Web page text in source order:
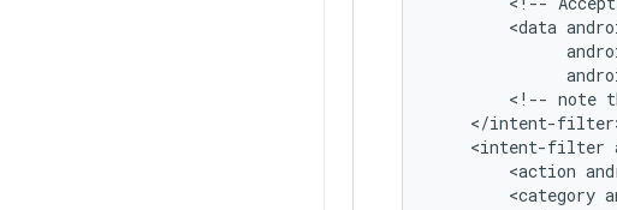
<data
<!-- note
<intent-filter
<action
<category